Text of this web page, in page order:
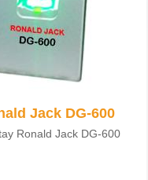
Jack DG-600
Ronald Jack DG-600